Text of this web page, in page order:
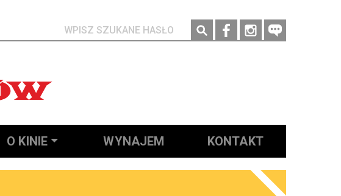
Social media
O KINIE WYNAJEM KONTAKT